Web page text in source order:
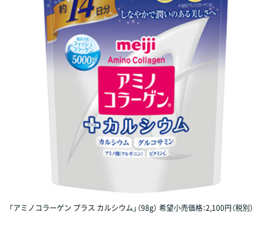
「アミノコラーゲン プラス カルシウム」（98g） 希望小売価格：2,100円（税別）